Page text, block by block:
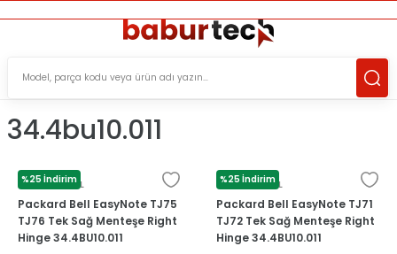
34.4bu10.011
%25 İndirim
PACKARD BELL
Packard Bell EasyNote TJ75
TJ76 Tek Sağ Menteşe Right
Hinge 34.4BU10.011
%25 İndirim
PACKARD BELL
Packard Bell EasyNote TJ71
TJ72 Tek Sağ Menteşe Right
Hinge 34.4BU10.011